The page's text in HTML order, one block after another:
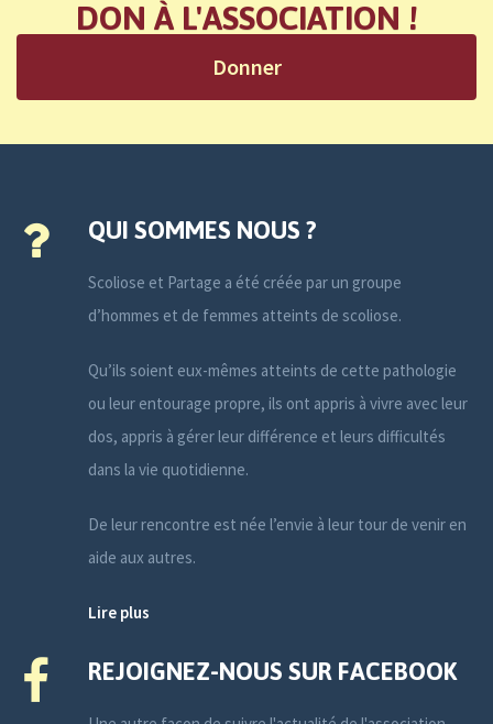
DON À L'ASSOCIATION !
Donner
QUI SOMMES NOUS ?
Scoliose et Partage a été créée par un groupe
d’hommes et de femmes atteints de scoliose.
Qu’ils soient eux-mêmes atteints de cette pathologie
ou leur entourage propre, ils ont appris à vivre avec leur
dos, appris à gérer leur différence et leurs difficultés
dans la vie quotidienne.
De leur rencontre est née l’envie à leur tour de venir en
aide aux autres.
Lire plus
REJOIGNEZ-NOUS SUR FACEBOOK